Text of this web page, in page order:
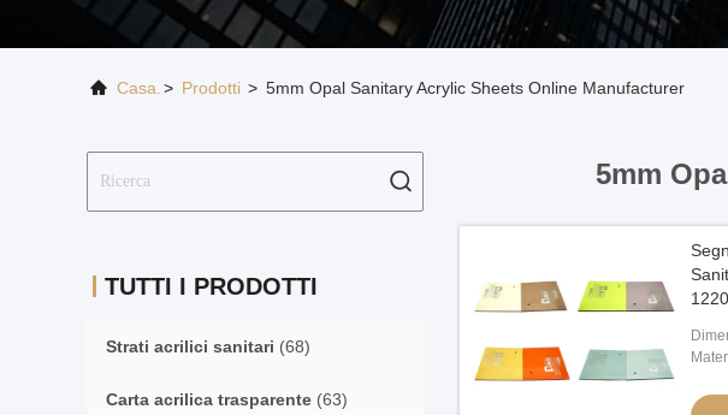
Casa. > Prodotti > 5mm Opal Sanitary Acrylic Sheets Online Manufacturer
TUTTI I PRODOTTI
Strati acrilici sanitari (68)
Carta acrilica trasparente (63)
5mm